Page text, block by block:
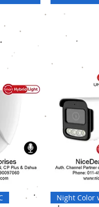
Night Color